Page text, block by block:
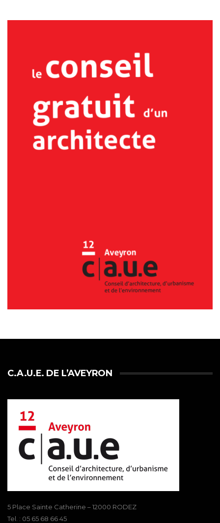
C.A.U.E. DE L’AVEYRON
5 Place Sainte Catherine – 12000 RODEZ
Tel. : 05 65 68 66 45